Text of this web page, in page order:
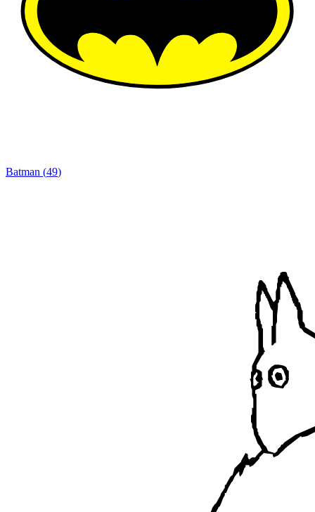
Batman (49)